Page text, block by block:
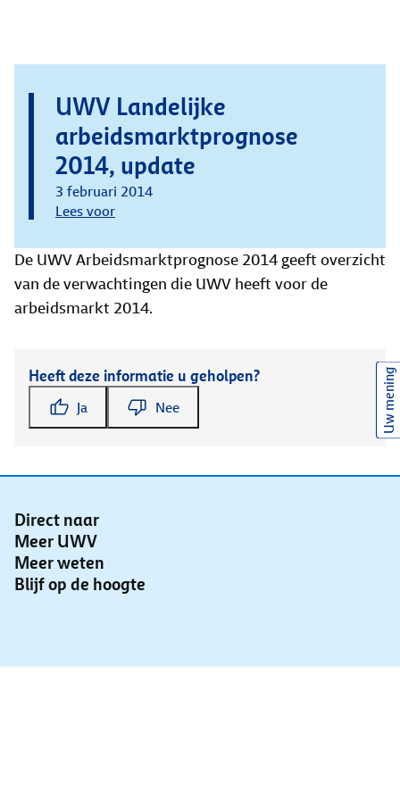
UWV Landelijke
arbeidsmarktprognose
2014, update
3 februari 2014
Lees voor
De UWV Arbeidsmarktprognose 2014 geeft overzicht
van de verwachtingen die UWV heeft voor de
arbeidsmarkt 2014.
Heeft deze informatie u geholpen?
Ja Nee
Direct naar
Meer UWV
Meer weten
Blijf op de hoogte
Uw mening